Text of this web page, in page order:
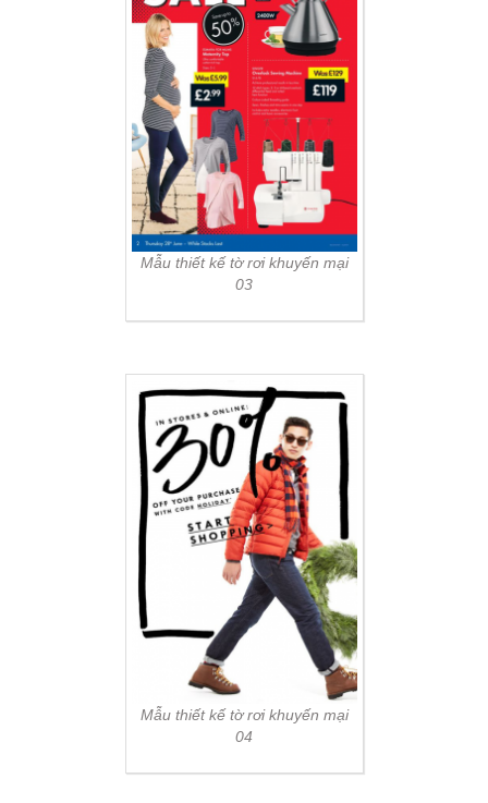
Mẫu thiết kế tờ rơi khuyến mại
03
Mẫu thiết kế tờ rơi khuyến mại
04